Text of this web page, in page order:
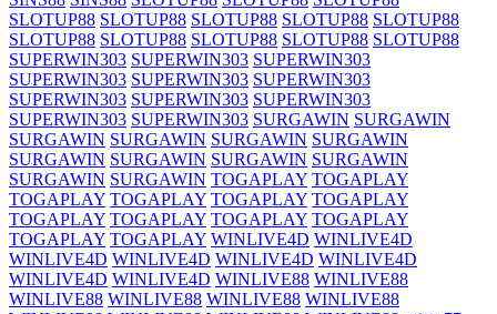
SLOTUP88 SLOTUP88 SLOTUP88 SLOTUP88 SLOTUP88
SLOTUP88 SLOTUP88 SLOTUP88 SLOTUP88 SLOTUP88
SUPERWIN303 SUPERWIN303 SUPERWIN303
SUPERWIN303 SUPERWIN303 SUPERWIN303
SUPERWIN303 SUPERWIN303 SUPERWIN303
SUPERWIN303 SUPERWIN303 SURGAWIN SURGAWIN
SURGAWIN SURGAWIN SURGAWIN SURGAWIN
SURGAWIN SURGAWIN SURGAWIN SURGAWIN
SURGAWIN SURGAWIN TOGAPLAY TOGAPLAY
TOGAPLAY TOGAPLAY TOGAPLAY TOGAPLAY
TOGAPLAY TOGAPLAY TOGAPLAY TOGAPLAY
TOGAPLAY TOGAPLAY WINLIVE4D WINLIVE4D
WINLIVE4D WINLIVE4D WINLIVE4D WINLIVE4D
WINLIVE4D WINLIVE4D WINLIVE88 WINLIVE88
WINLIVE88 WINLIVE88 WINLIVE88 WINLIVE88